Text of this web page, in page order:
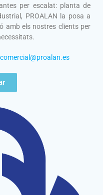
per escalat: planta de
PROALAN la posa a
amb els nostres clients per
comercial@proalan.es